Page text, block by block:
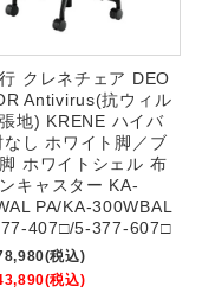
クレネチェア DEO
Antivirus(抗ウィル
地) KRENE ハイバ
なし ホワイト脚／ブ
ホワイトシェル 布
キャスター KA-
PA/KA-300WBAL
407□/5-377-607□
(税込)
(税込)